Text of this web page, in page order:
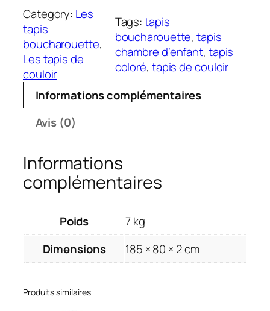
a
n
t
i
t
é
p
i
s
C
l
r
1
Category: Les
tapis
boucharouette
Les tapis de
couloir
Tags:tapis
boucharouette, tapis
chambre d’enfant, tapis
coloré, tapis de couloir
Informations complémentaires
Avis (0)
Informations
complémentaires
Poids
7 kg
Dimensions
185 × 80 × 2 cm
Produits similaires